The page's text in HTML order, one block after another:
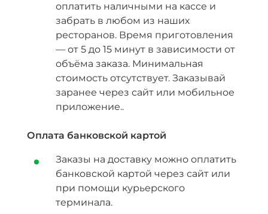
оплатить наличными на кассе и
забрать в любом из наших
ресторанов. Время приготовления
— от 5 до 15 минут в зависимости от
объёма заказа. Минимальная
стоимость отсутствует. Заказывай
заранее через сайт или мобильное
приложение..
Оплата банковской картой
Заказы на доставку можно оплатить
банковской картой через сайт или
при помощи курьерского
терминала.